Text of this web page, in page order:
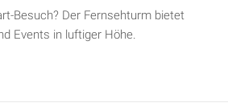
Besuch? Der Fernsehturm bietet
Events in luftiger Höhe.